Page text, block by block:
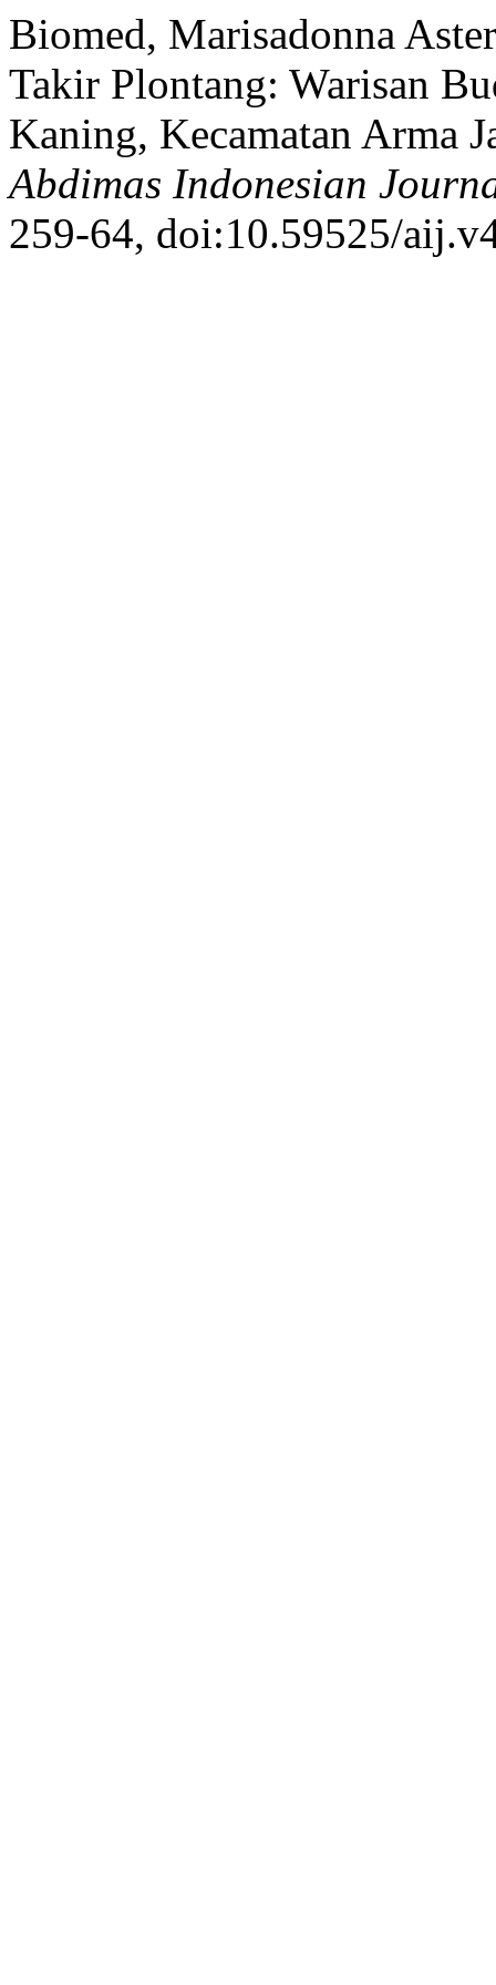
Biomed, Marisadonna
Takir Plontang: Warisan
Kaning, Kecamatan Arma
Abdimas Indonesian
259-64, doi:10.59525/